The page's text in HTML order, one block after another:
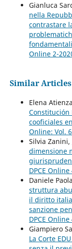
Gianluca
nella
contrastare
fondamentali
Online 2-
Similar Articles
Elena
Constitución
cooficiales
Online: Vol.
Silvia Zanini,
dimensione
DPCE
Daniele
struttura
il diritto
sanzione
DPCE
Giampiero
La Corte